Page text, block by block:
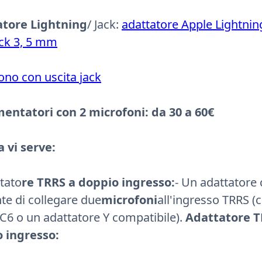
Lightning/ Jack: adattatore Apple
3, 5 mm
con uscita jack
con 2 microfoni: da 30 a 60€
vi serve:
re TRRS a doppio ingresso:- Un adattatore
di collegare duemicrofoniall'ingresso TRRS
o un adattatore Y compatibile). Adattatore
ingresso: